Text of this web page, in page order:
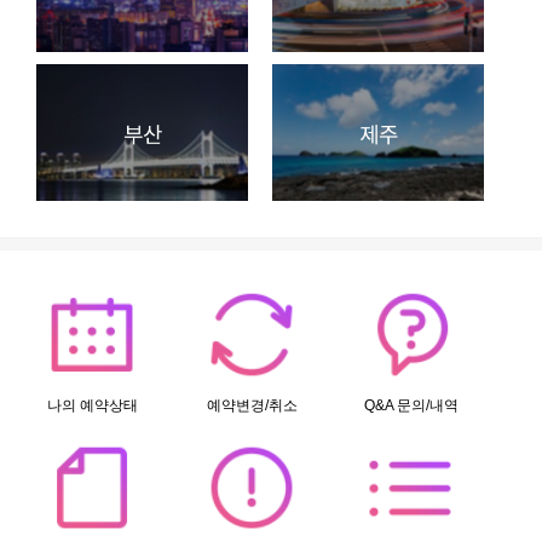
나의 예약상태 예약변경/취소 Q&A 문의/내역